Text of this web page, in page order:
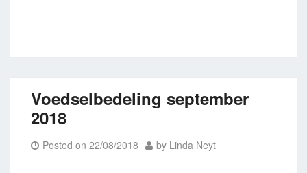
Voedselbedeling september
2018
Posted on 22/08/2018 by Linda Neyt